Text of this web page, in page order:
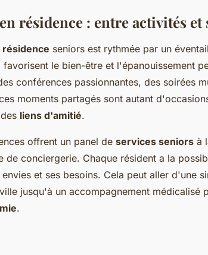
résidence : entre activités
résidence seniors est rythmée par un
favorisent le bien-être et l'épanouissement
conférences passionnantes, des soirées
moments partagés sont autant
liens d'amitié.
offrent un panel de services seniors à
de conciergerie. Chaque résident a la
envies et ses besoins. Cela peut aller d'une
jusqu'à un accompagnement médicalisé
.